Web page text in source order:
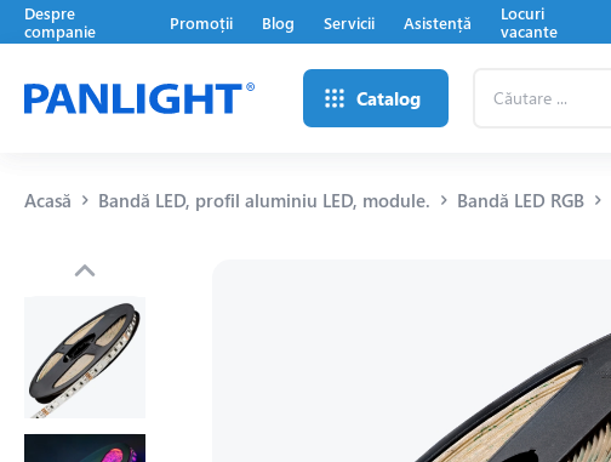
Despre
companie
Promoții Blog Servicii Asistență
Locuri
vacante
Catalog
Acasă Bandă LED, profil aluminiu LED, module. Bandă LED RGB